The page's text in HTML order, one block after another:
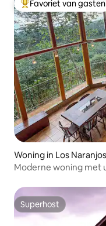
Topfavoriet van
Favoriet van gasten
Woning in Los Naranjos
Moderne woning met
Superhost
Superhost